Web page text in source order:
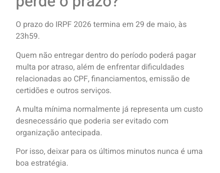
O prazo do IRPF 2026 termina em 29 de maio, às
23h59.
Quem não entregar dentro do período poderá pagar
multa por atraso, além de enfrentar dificuldades
relacionadas ao CPF, financiamentos, emissão de
certidões e outros serviços.
A multa mínima normalmente já representa um custo
desnecessário que poderia ser evitado com
organização antecipada.
Por isso, deixar para os últimos minutos nunca é uma
boa estratégia.